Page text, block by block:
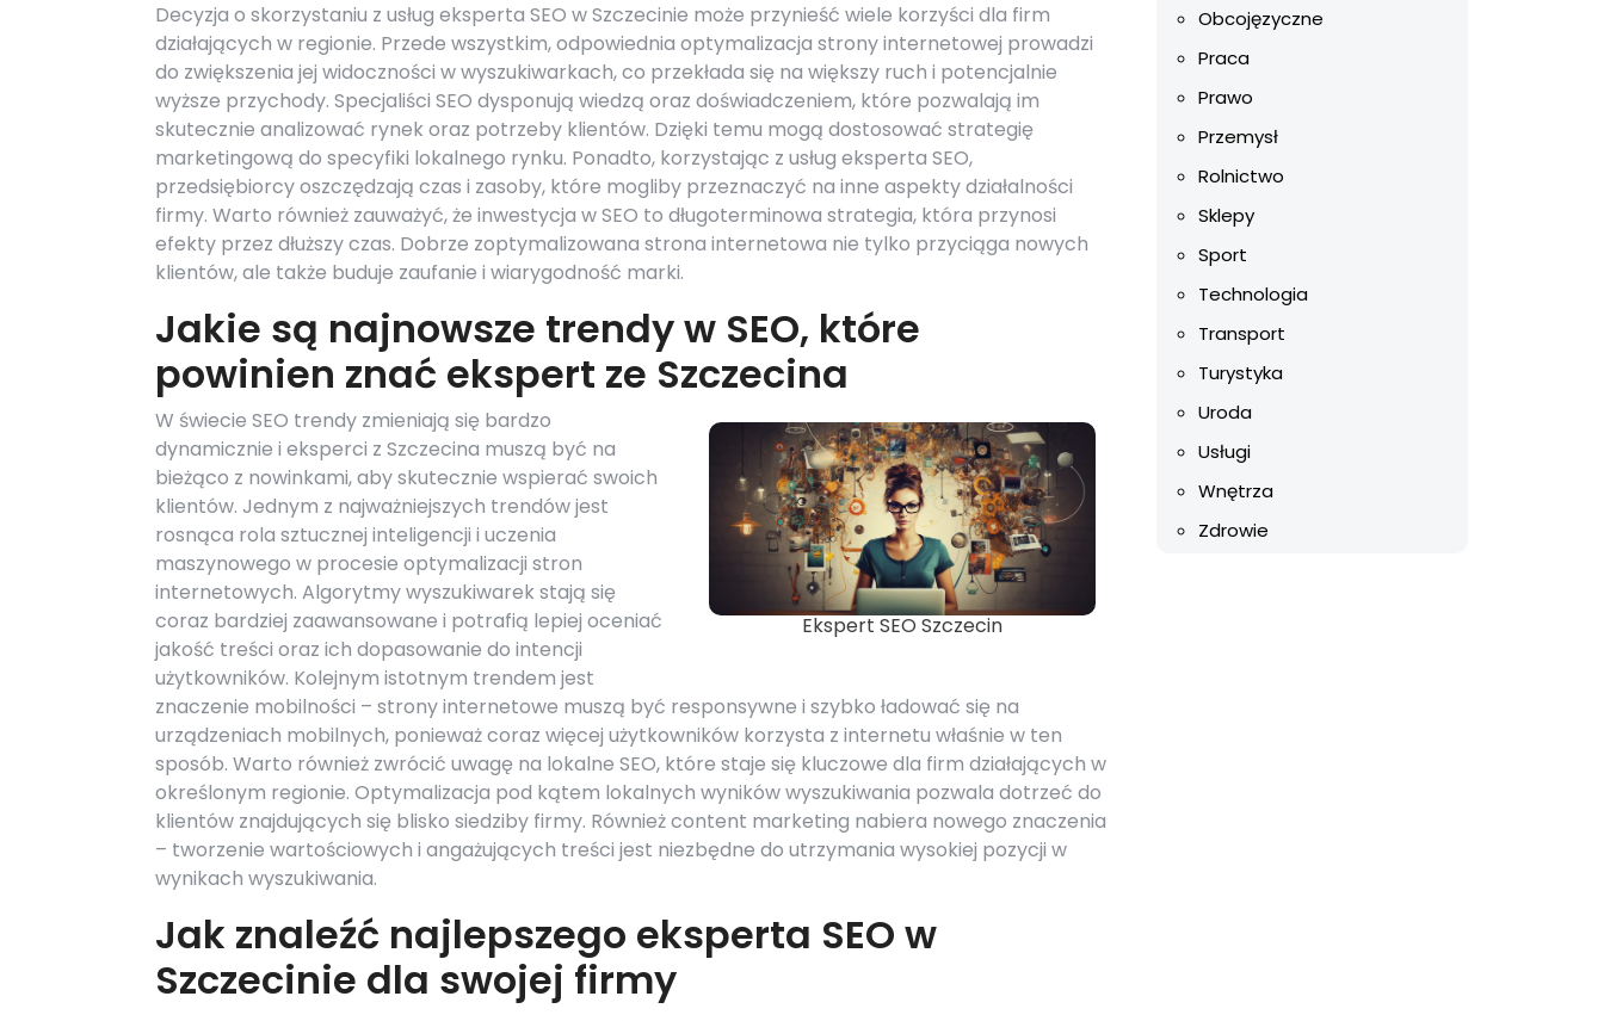
Decyzja o skorzystaniu z usług eksperta SEO w Szczecinie może przynieść wiele korzyści dla firm
działających w regionie. Przede wszystkim, odpowiednia optymalizacja strony internetowej prowadzi
do zwiększenia jej widoczności w wyszukiwarkach, co przekłada się na większy ruch i potencjalnie
wyższe przychody. Specjaliści SEO dysponują wiedzą oraz doświadczeniem, które pozwalają im
skutecznie analizować rynek oraz potrzeby klientów. Dzięki temu mogą dostosować strategię
marketingową do specyfiki lokalnego rynku. Ponadto, korzystając z usług eksperta SEO,
przedsiębiorcy oszczędzają czas i zasoby, które mogliby przeznaczyć na inne aspekty działalności
firmy. Warto również zauważyć, że inwestycja w SEO to długoterminowa strategia, która przynosi
efekty przez dłuższy czas. Dobrze zoptymalizowana strona internetowa nie tylko przyciąga nowych
klientów, ale także buduje zaufanie i wiarygodność marki.
Jakie są najnowsze trendy w SEO, które
powinien znać ekspert ze Szczecina
Ekspert SEO Szczecin
W świecie SEO trendy zmieniają się bardzo
dynamicznie i eksperci z Szczecina muszą być na
bieżąco z nowinkami, aby skutecznie wspierać swoich
klientów. Jednym z najważniejszych trendów jest
rosnąca rola sztucznej inteligencji i uczenia
maszynowego w procesie optymalizacji stron
internetowych. Algorytmy wyszukiwarek stają się
coraz bardziej zaawansowane i potrafią lepiej oceniać
jakość treści oraz ich dopasowanie do intencji
użytkowników. Kolejnym istotnym trendem jest
znaczenie mobilności – strony internetowe muszą być responsywne i szybko ładować się na
urządzeniach mobilnych, ponieważ coraz więcej użytkowników korzysta z internetu właśnie w ten
sposób. Warto również zwrócić uwagę na lokalne SEO, które staje się kluczowe dla firm działających w
określonym regionie. Optymalizacja pod kątem lokalnych wyników wyszukiwania pozwala dotrzeć do
klientów znajdujących się blisko siedziby firmy. Również content marketing nabiera nowego znaczenia
– tworzenie wartościowych i angażujących treści jest niezbędne do utrzymania wysokiej pozycji w
wynikach wyszukiwania.
Jak znaleźć najlepszego eksperta SEO w
Szczecinie dla swojej firmy
Obcojęzyczne
Praca
Prawo
Przemysł
Rolnictwo
Sklepy
Sport
Technologia
Transport
Turystyka
Uroda
Usługi
Wnętrza
Zdrowie